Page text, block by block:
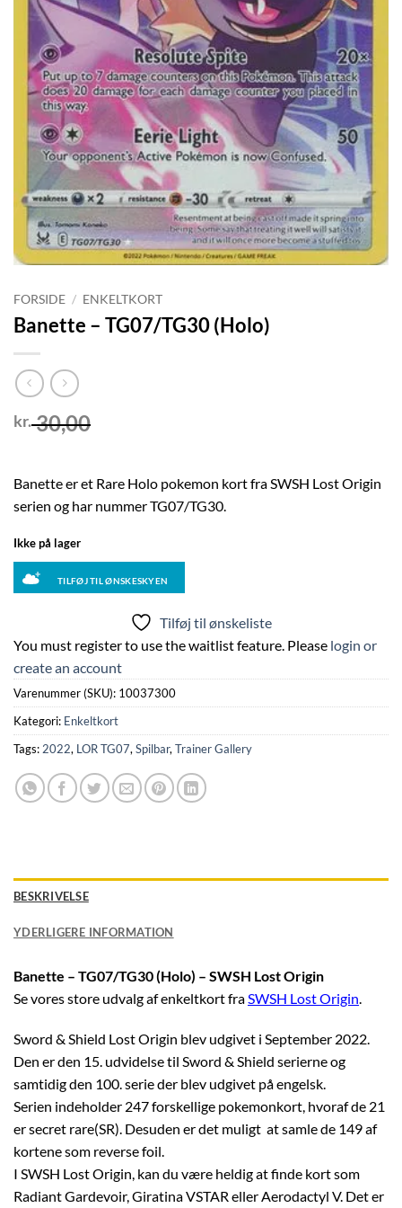
FORSIDE / ENKELTKORT
Banette – TG07/TG30 (Holo)
kr.30,00
Banette er et Rare Holo pokemon kort fra SWSH Lost Origin
serien og har nummer TG07/TG30.
Ikke på lager
TILFØJ TIL ØNSKESKYEN
Tilføj til ønskeliste
You must register to use the waitlist feature. Please login or
create an account
Varenummer (SKU): 10037300
Kategori: Enkeltkort
Tags: 2022, LOR TG07, Spilbar, Trainer Gallery
BESKRIVELSE
YDERLIGERE INFORMATION
Banette – TG07/TG30 (Holo) – SWSH Lost Origin
Se vores store udvalg af enkeltkort fra SWSH Lost Origin
Sword & Shield Lost Origin blev udgivet i September 2022.
Den er den 15. udvidelse til Sword & Shield serierne og
samtidig den 100. serie der blev udgivet på engelsk.
Serien indeholder 247 forskellige pokemonkort, hvoraf de 21
er secret rare(SR). Desuden er det muligt at samle de 149 af
kortene som reverse foil.
I SWSH Lost Origin, kan du være heldig at finde kort som
Radiant Gardevoir, Giratina VSTAR eller Aerodactyl V. Det er